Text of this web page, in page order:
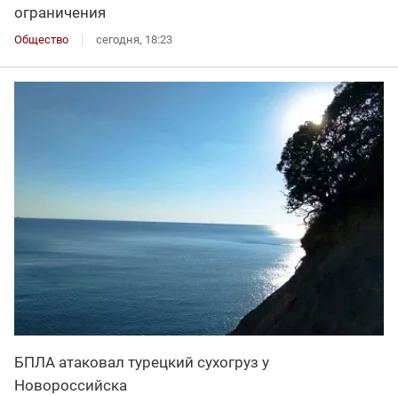
ограничения
Общество сегодня, 18:23
БПЛА атаковал турецкий сухогруз у
Новороссийска